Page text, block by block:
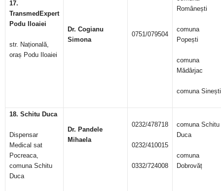
17.
TransmedExpert
Podu Iloaiei
str. Națională,
oraș Podu Iloaiei
Dr. Cogianu
Simona
0751/079504
Românești
comuna
Popești
comuna
Mădârjac
comuna Sinești
18. Schitu Duca
Dispensar
Medical sat
Pocreaca,
comuna Schitu
Duca
Dr. Pandele
Mihaela
0232/478718
0232/410015
0332/724008
comuna Schitu
Duca
comuna
Dobrovăț